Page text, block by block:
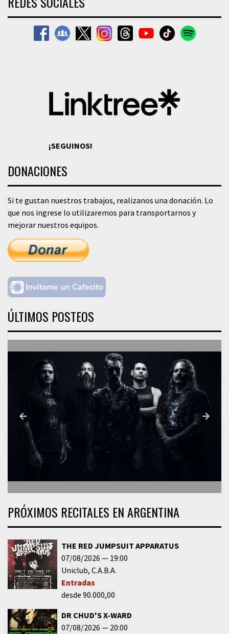
¡SEGUINOS!
DONACIONES
Si te gustan nuestros trabajos, realizanos una donación. Lo
que nos ingrese lo utilizaremos para transportarnos y
mejorar nuestros equipos.
ÚLTIMOS POSTEOS
PRÓXIMOS RECITALES EN ARGENTINA
THE RED JUMPSUIT APPARATUS
07/08/2026
19:00
Uniclub C.A.B.A.
Entradas
desde 90.000,00
DR CHUD'S X-WARD
07/08/2026
20:00